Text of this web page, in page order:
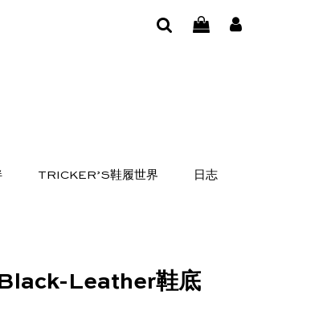
TRICKER’S鞋履世界 日志
Leather鞋底